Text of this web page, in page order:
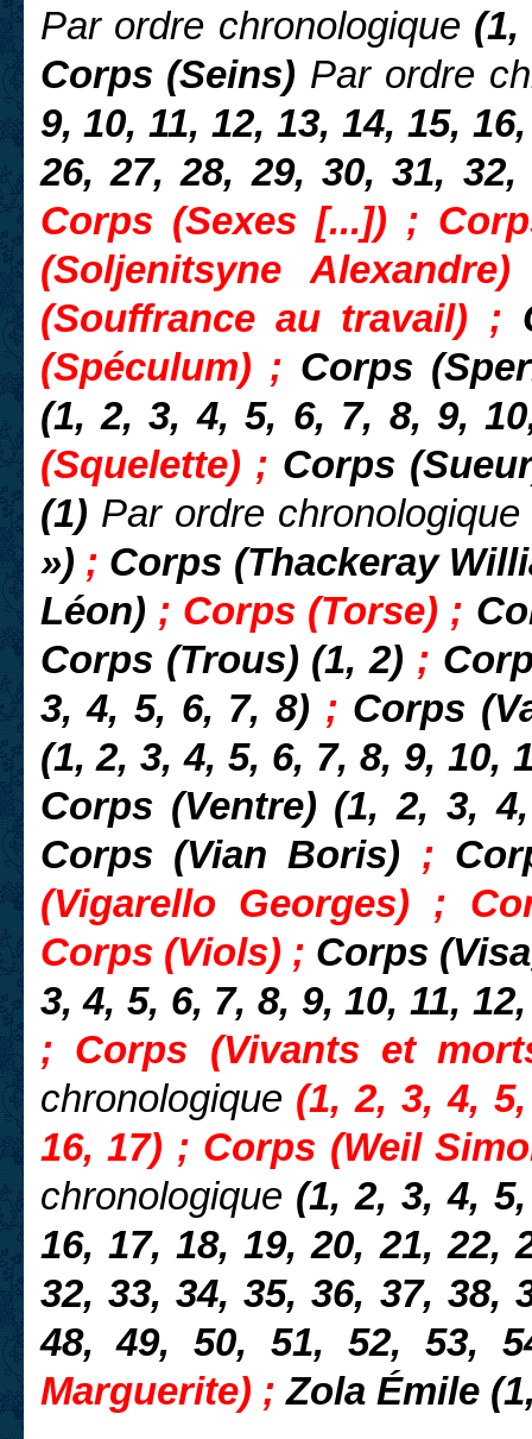
Par ordre chronologique(1,
Corps (Seins) Par ordre
9, 10, 11, 12, 13, 14, 15,
26, 27, 28, 29, 30, 31,
Corps (Sexes [...]) ;
(Soljenitsyne
(Souffrance au travail) ;
(Spéculum) ; Corps
(1, 2, 3, 4, 5, 6, 7, 8, 9,
(Squelette) ; Corps
(1) Par ordre chronologique
») ; Corps (Thackeray
Léon) ; Corps (Torse) ;
Corps (Trous) (1, 2) ;
3, 4, 5, 6, 7, 8) ; Corps
(1, 2, 3, 4, 5, 6, 7, 8, 9, 10,
Corps (Ventre) (1, 2, 3,
Corps (Vian Boris) ;
(Vigarello Georges) ;
Corps (Viols) ; Corps
3, 4, 5, 6, 7, 8, 9, 10, 11,
; Corps (Vivants et
chronologique (1, 2, 3, 4,
16, 17) ; Corps (Weil
chronologique(1, 2, 3, 4, 5,
16, 17, 18, 19, 20, 21, 22,
32, 33, 34, 35, 36, 37, 38,
48, 49, 50, 51, 52, 53,
Marguerite) ;Zola Émile